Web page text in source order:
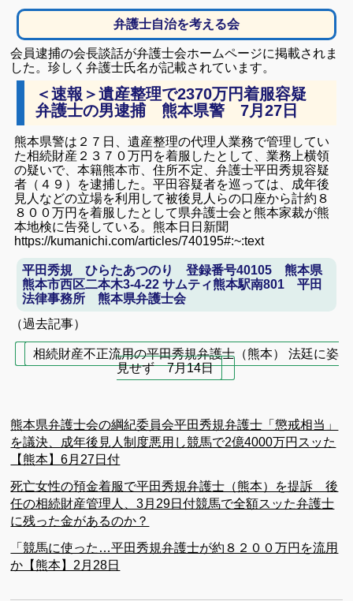
弁護士自治を考える会
会員逮捕の会長談話が弁護士会ホームページに掲載されま
した。珍しく弁護士氏名が記載されています。
＜速報＞遺産整理で2370万円着服容疑
弁護士の男逮捕 熊本県警 7月27日
熊本県警は２７日、遺産整理の代理人業務で管理してい
た相続財産２３７０万円を着服したとして、業務上横領
の疑いで、本籍熊本市、住所不定、弁護士平田秀規容疑
者（４９）を逮捕した。平田容疑者を巡っては、成年後
見人などの立場を利用して被後見人らの口座から計約８
８００万円を着服したとして県弁護士会と熊本家裁が熊
本地検に告発している。熊本日日新聞
https://kumanichi.com/articles/740195#:~:text
平田秀規 ひらたあつのり 登録番号40105 熊本県
熊本市西区二本木3-4-22 サムティ熊本駅南801 平田
法律事務所 熊本県弁護士会
（過去記事）
相続財産不正流用の平田秀規弁護士（熊本） 法廷に姿
見せず 7月14日
熊本県弁護士会の綱紀委員会平田秀規弁護士「懲戒相当」
を議決、成年後見人制度悪用し競馬で2億4000万円スッた
【熊本】6月27日付
死亡女性の預金着服で平田秀規弁護士（熊本）を提訴 後
任の相続財産管理人、3月29日付競馬で全額スッた弁護士
に残った金があるのか？
「競馬に使った…平田秀規弁護士が約８２００万円を流用
か【熊本】2月28日